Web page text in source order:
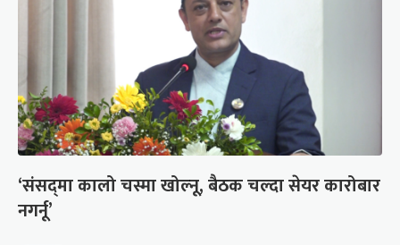
‘संसद्‍मा कालो चस्मा खोल्नू, बैठक चल्दा सेयर कारोबार
नगर्नू’